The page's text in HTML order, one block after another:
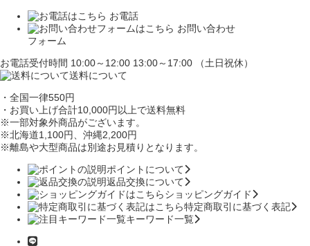
お電話
お問い合わせ
フォーム
お電話受付時間 10:00～12:00 13:00～17:00 （土日祝休）
送料について
・全国一律550円
・お買い上げ合計10,000円 以上で送料無料
※一部対象外商品がございます。
※北海道1,100円
、沖縄2,200円
※離島や大型商品は別途お見積りとなります。
ポイントについて
返品交換について
ショッピングガイド
特定商取引に基づく表記
キーワード一覧